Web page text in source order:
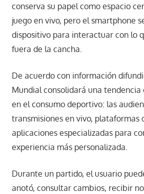
conserva su papel como espacio
juego en vivo, pero el smartphone
dispositivo para interactuar con lo
fuera de la cancha.
De acuerdo con información
Mundial consolidará una tendencia
en el consumo deportivo: las
transmisiones en vivo, plataformas
aplicaciones especializadas para
experiencia más personalizada.
Durante un partido, el usuario
anotó, consultar cambios, recibir